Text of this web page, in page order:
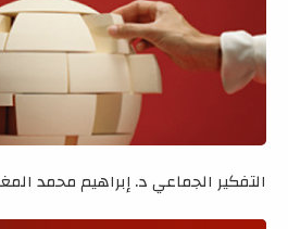
التفكير الجماعي د. إبراهيم محمد